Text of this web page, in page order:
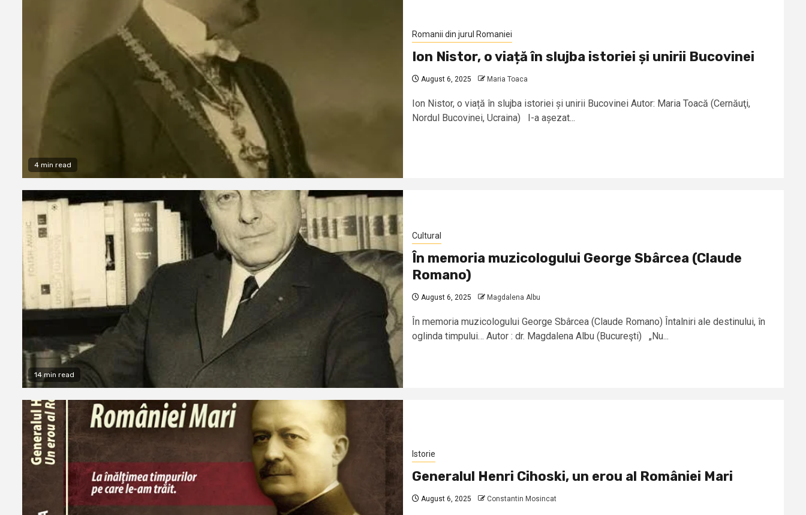
4 min read
Romanii din jurul Romaniei
Ion Nistor, o viață în slujba istoriei și unirii Bucovinei
August 6, 2025 Maria Toaca
Ion Nistor, o viață în slujba istoriei și unirii Bucovinei Autor: Maria Toacă (Cernăuţi,
Nordul Bucovinei, Ucraina) I-a așezat...
14 min read
Cultural
În memoria muzicologului George Sbârcea (Claude
Romano)
August 6, 2025 Magdalena Albu
În memoria muzicologului George Sbârcea (Claude Romano) Întalniri ale destinului, în
oglinda timpului… Autor : dr. Magdalena Albu (Bucureşti) „Nu...
Istorie
Generalul Henri Cihoski, un erou al României Mari
August 6, 2025 Constantin Mosincat